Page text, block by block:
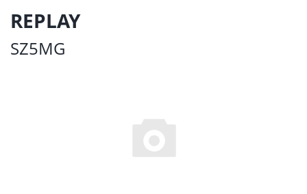
REPLAY
SZ5MG